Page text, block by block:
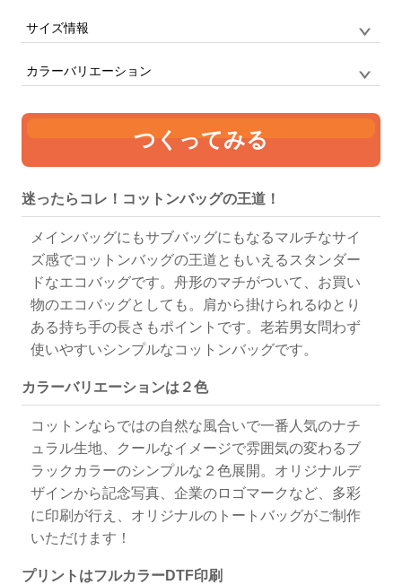
品番
サイズ情報
定番の船底型トートバッグ
単位:mm
110
カラーバリエーション
つくってみる
迷ったらコレ！コットンバッグの王道！
メインバッグにもサブバッグにもなるマルチなサイ
ズ感でコットンバッグの王道ともいえるスタンダー
ドなエコバッグです。舟形のマチがついて、お買い
物のエコバッグとしても。肩から掛けられるゆとり
ある持ち手の長さもポイントです。老若男女問わず
使いやすいシンプルなコットンバッグです。
カラーバリエーションは２色
コットンならではの自然な風合いで一番人気のナチ
ュラル生地、クールなイメージで雰囲気の変わるブ
ラックカラーのシンプルな２色展開。オリジナルデ
ザインから記念写真、企業のロゴマークなど、多彩
に印刷が行え、オリジナルのトートバッグがご制作
いただけます！
プリントはフルカラーDTF印刷